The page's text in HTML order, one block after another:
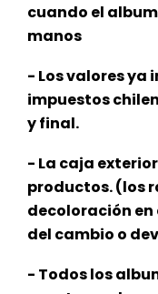
cuando el
manos
- Los valores ya
impuestos
y final.
- La caja
productos. (los
decoloración en
del cambio o
- Todos los